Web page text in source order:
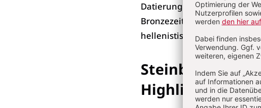
Datierung der meisten
Bronzezeit bis zur
hellenistischen Periode und
Steinbrüche
Highlights